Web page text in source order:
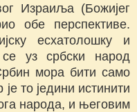
Израиља (Божијег
обе перспективе.
есхатолошку и
уз србски народ
мора бити само
то једини истинити
народа, и његовим